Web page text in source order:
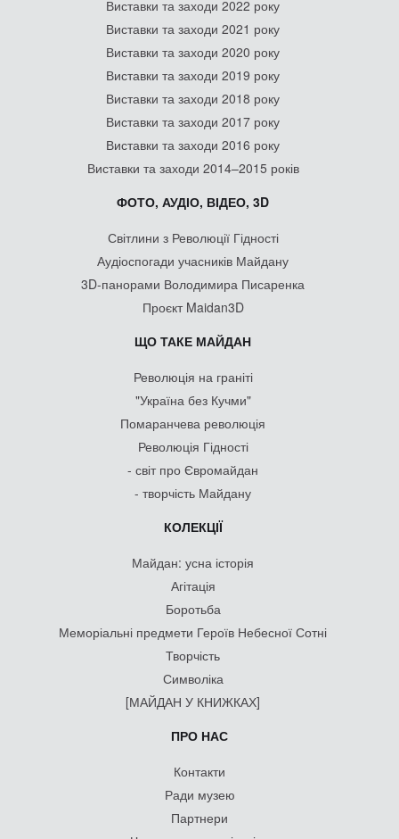
Виставки та заходи 2022 року
Виставки та заходи 2021 року
Виставки та заходи 2020 року
Виставки та заходи 2019 року
Виставки та заходи 2018 року
Виставки та заходи 2017 року
Виставки та заходи 2016 року
Виставки та заходи 2014–2015 років
ФОТО, АУДІО, ВІДЕО, 3D
Світлини з Революції Гідності
Аудіоспогади учасників Майдану
3D-панорами Володимира Писаренка
Проєкт Maidan3D
ЩО ТАКЕ МАЙДАН
Революція на граніті
"Україна без Кучми"
Помаранчева революція
Революція Гідності
- світ про Євромайдан
- творчість Майдану
КОЛЕКЦІЇ
Майдан: усна історія
Агітація
Боротьба
Меморіальні предмети Героїв Небесної Сотні
Творчість
Символіка
[МАЙДАН У КНИЖКАХ]
ПРО НАС
Контакти
Ради музею
Партнери